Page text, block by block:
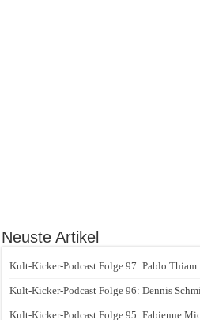
Neuste Artikel
Kult-Kicker-Podcast Folge 97: Pablo Thiam
Kult-Kicker-Podcast Folge 96: Dennis
Kult-Kicker-Podcast Folge 95: Fabienne